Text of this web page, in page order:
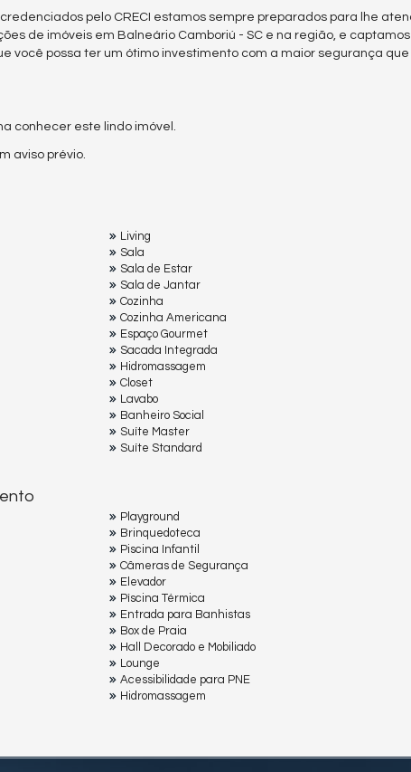
pelo CRECI estamos sempre preparados para lhe
de imóveis em Balneário Camboriú - SC e na região, e captamos
você possa ter um ótimo investimento com a maior segurança que
conhecer este lindo imóvel.
aviso prévio.
Living
Sala
Sala de Estar
Sala de Jantar
Cozinha
Cozinha Americana
Espaço Gourmet
Sacada Integrada
Hidromassagem
Closet
Lavabo
Banheiro Social
Suíte Master
Suíte Standard
Playground
Brinquedoteca
Piscina Infantil
Câmeras de Segurança
Elevador
Pìscina Térmica
Entrada para Banhistas
Box de Praia
Hall Decorado e Mobiliado
Lounge
Acessibilidade para PNE
Hidromassagem